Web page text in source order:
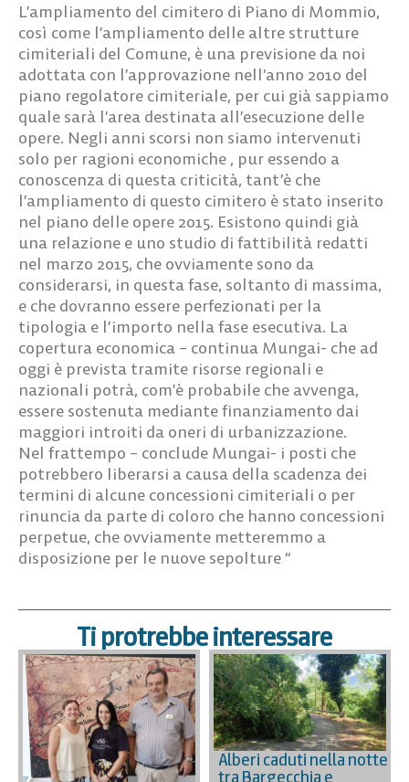
L’ampliamento del cimitero di Piano di Mommio,
così come l’ampliamento delle altre strutture
cimiteriali del Comune, è una previsione da noi
adottata con l’approvazione nell’anno 2010 del
piano regolatore cimiteriale, per cui già sappiamo
quale sarà l’area destinata all’esecuzione delle
opere. Negli anni scorsi non siamo intervenuti
solo per ragioni economiche , pur essendo a
conoscenza di questa criticità, tant’è che
l’ampliamento di questo cimitero è stato inserito
nel piano delle opere 2015. Esistono quindi già
una relazione e uno studio di fattibilità redatti
nel marzo 2015, che ovviamente sono da
considerarsi, in questa fase, soltanto di massima,
e che dovranno essere perfezionati per la
tipologia e l’importo nella fase esecutiva. La
copertura economica – continua Mungai- che ad
oggi è prevista tramite risorse regionali e
nazionali potrà, com’è probabile che avvenga,
essere sostenuta mediante finanziamento dai
maggiori introiti da oneri di urbanizzazione.
Nel frattempo – conclude Mungai- i posti che
potrebbero liberarsi a causa della scadenza dei
termini di alcune concessioni cimiteriali o per
rinuncia da parte di coloro che hanno concessioni
perpetue, che ovviamente metteremmo a
disposizione per le nuove sepolture “
Ti protrebbe interessare
Alberi caduti nella notte
tra Bargecchia e